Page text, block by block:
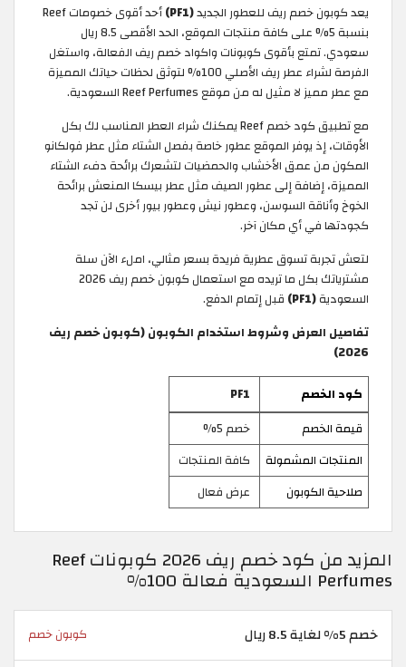
يعد كوبون خصم ريف للعطور الجديد(PF1)
أحد أقوى خصومات Reef
بنسبة 5% على كافة منتجات الموقع، الحد الأقصى 8.5 ريال
سعودي. تمتع بأقوى كوبونات واكواد خصم ريف الفعالة، واستغل
الفرصة لشراء عطر ريف الأصلي 100% لتوثق لحظات حياتك المميزة
مع عطر مميز لا مثيل له من موقع Reef Perfumes السعودية.
مع تطبيق كود خصم Reef يمكنك شراء العطر المناسب لك بكل
الأوقات، إذ يوفر الموقع عطور خاصة بفصل الشتاء مثل عطر فولكانو
المكون من عمق الأخشاب والحمضيات لتشعرك برائحة دفء الشتاء
المميزة، إضافة إلى عطور الصيف مثل عطر بيسكا المنعش برائحة
الخوخ وأناقة السوسن، وعطور نيش وعطور بيور أخرى لن تجد
كجودتها في أي مكان آخر.
لتعش تجربة تسوق عطرية فريدة بسعر مثالي، املء الآن سلة
مشترياتك بكل ما تريده مع استعمال كوبون خصم ريف 2026
السعودية(PF1)
قبل إتمام الدفع.
تفاصيل العرض وشروط استخدام الكوبون (كوبون خصم ريف
2026)
كود الخصم
PF1
قيمة الخصم
خصم 5%
المنتجات المشمولة
كافة المنتجات
صلاحية الكوبون
عرض فعال
المزيد من كود خصم ريف 2026 كوبونات Reef
Perfumes السعودية فعالة 100%
خصم 5% لغاية 8.5 ريال كوبون خصم